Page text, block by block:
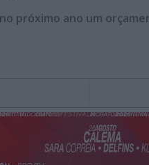
próximo ano um